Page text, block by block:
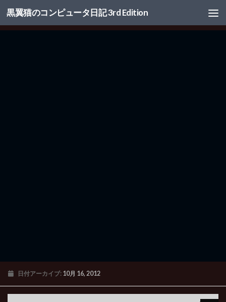
コンテンツへスキップ
黒翼猫のコンピュータ日記 3rd Edition
日付アーカイブ: 10月 16, 2012